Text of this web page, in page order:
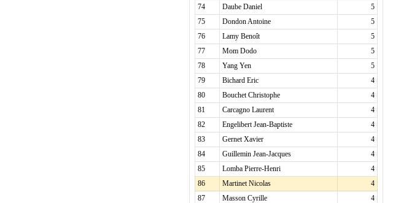
74
Daube Daniel
5
75
Dondon Antoine
5
76
Lamy Benoît
5
77
Mom Dodo
5
78
Yang Yen
5
79
Bichard Eric
4
80
Bouchet Christophe
4
81
Carcagno Laurent
4
82
Engelibert Jean-Baptiste
4
83
Gernet Xavier
4
84
Guillemin Jean-Jacques
4
85
Lomba Pierre-Henri
4
86
Martinet Nicolas
4
87
Masson Cyrille
4